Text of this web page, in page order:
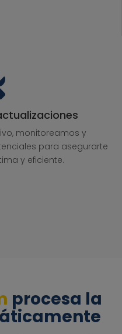
monitoreamos y
para asegurarte
y eficiente.
procesa la